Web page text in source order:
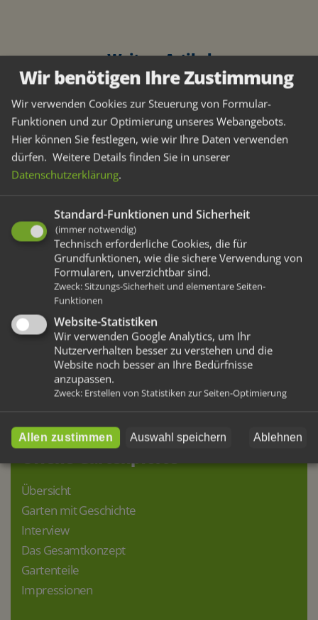
Weitere Artikel
Vorherige Nächste
Wesser Aktuell
Hier regt sich viel
Erfahren Sie Neuigkeiten von den Wesser-
Glücksbringern, informieren Sie sich zu aktuellen
Events und finden Sie hilfreiche Informationen.
Schauen Sie immer mal wieder vorbei – wir
freuen uns auf Sie!
Alle Beiträge (Blog)
Übersicht
Garten mit Geschichte
Interview
Das Gesamtkonzept
Gartenteile
Impressionen
Wir benötigen Ihre Zustimmung
Wir verwenden Cookies zur Steuerung von Formular-
Funktionen und zur Optimierung unseres Webangebots.
Hier können Sie festlegen, wie wir Ihre Daten verwenden
dürfen. Weitere Details finden Sie in unserer
Datenschutzerklärung.
Standard-Funktionen und Sicherheit
(immer notwendig)
Technisch erforderliche Cookies, die für
Grundfunktionen, wie die sichere Verwendung von
Formularen, unverzichtbar sind.
Zweck:Sitzungs-Sicherheit und elementare Seiten-
Funktionen
Website-Statistiken
Wir verwenden Google Analytics, um Ihr
Nutzerverhalten besser zu verstehen und die
Website noch besser an Ihre Bedürfnisse
anzupassen.
Zweck: Erstellen von Statistiken zur Seiten-Optimierung
Allen zustimmen Auswahl speichern Ablehnen